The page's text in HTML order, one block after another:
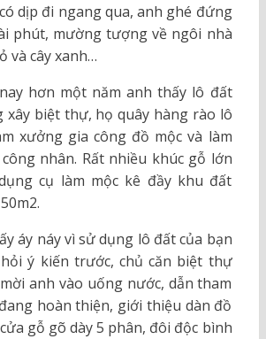
dịp đi ngang qua, anh ghé đứng
phút, mường tượng về ngôi nhà
và cây xanh…
hơn một năm anh thấy lô đất
xây biệt thự, họ quây hàng rào lô
xưởng gia công đồ mộc và làm
nhân. Rất nhiều khúc gỗ lớn
cụ làm mộc kê đầy khu đất
áy náy vì sử dụng lô đất của bạn
ý kiến trước, chủ căn biệt thự
anh vào uống nước, dẫn tham
hoàn thiện, giới thiệu dàn đồ
gỗ gõ dày 5 phân, đôi độc bình